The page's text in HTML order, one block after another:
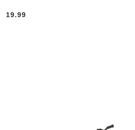
Cena:
19.99